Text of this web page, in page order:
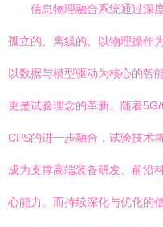
信息物理融合系统通过深
孤立的、离线的、以物理操作
以数据与模型驱动为核心的智
更是试验理念的革新。随着
CPS的进一步融合，试验技术
成为支撑高端装备研发、前沿
心能力。而持续深化与优化的